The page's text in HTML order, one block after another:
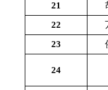
21
22
23
24